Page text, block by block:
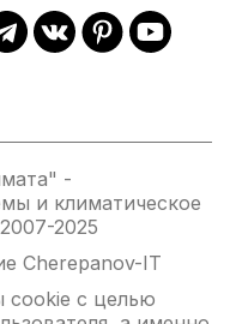
-
и климатическое
2025
Cherepanov-IT
cookie с целью